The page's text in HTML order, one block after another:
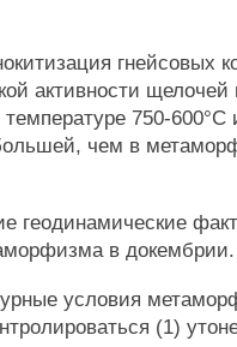
гнейсовых
активности щелочей
750-600°С
чем в
геодинамические
в докембрии.
условия
(1)